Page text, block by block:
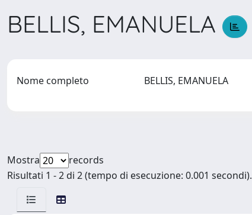
BELLIS, EMANUELA
Nome completo BELLIS, EMANUELA
Mostra
records
Risultati 1 - 2 di 2 (tempo di esecuzione: 0.001 secondi).